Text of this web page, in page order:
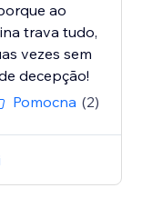
ao
trava tudo,
vezes sem
decepção!
Pomocna (2)